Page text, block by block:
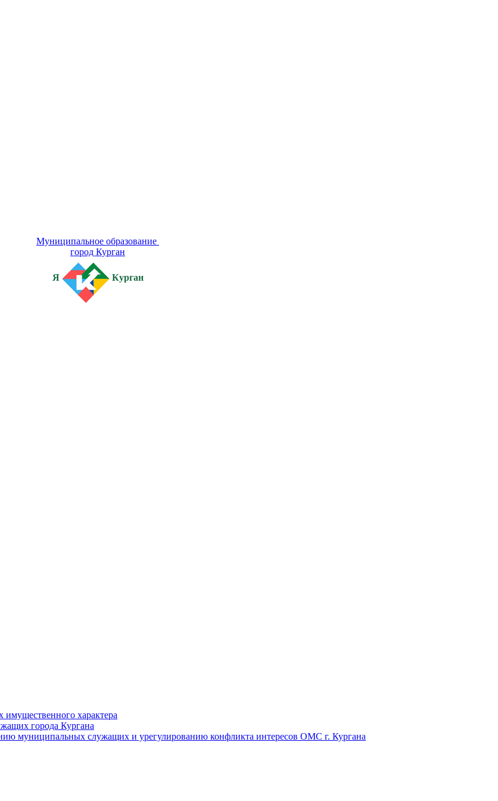
Муниципальное образование
город Курган
Я Курган
имущественного характера
города Кургана
муниципальных служащих и урегулированию конфликта интересов ОМС г. Кургана